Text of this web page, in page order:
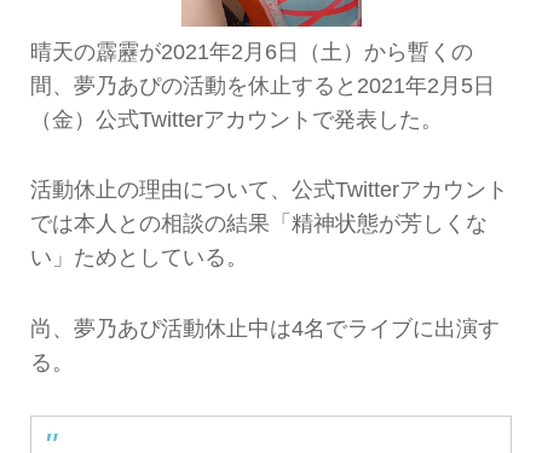
晴天の霹靂が2021年2月6日（土）から暫くの
間、夢乃あぴの活動を休止すると2021年2月5日
（金）公式Twitterアカウントで発表した。
活動休止の理由について、公式Twitterアカウント
では本人との相談の結果「精神状態が芳しくな
い」ためとしている。
尚、夢乃あぴ活動休止中は4名でライブに出演す
る。